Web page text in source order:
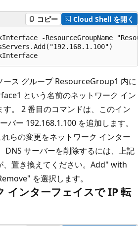
コピー Cloud Shell を開く
-ResourceGroupName
ース グループ ResourceGroup1 内に
という名前のネットワーク イン
。 2 番目のコマンドは、このイン
バー 192.168.1.100 を追加します。
らの変更をネットワーク インター
DNS サーバーを削除するには、上記
、置き換えてください。Add" with
を選択します。
インターフェイスで IP 転